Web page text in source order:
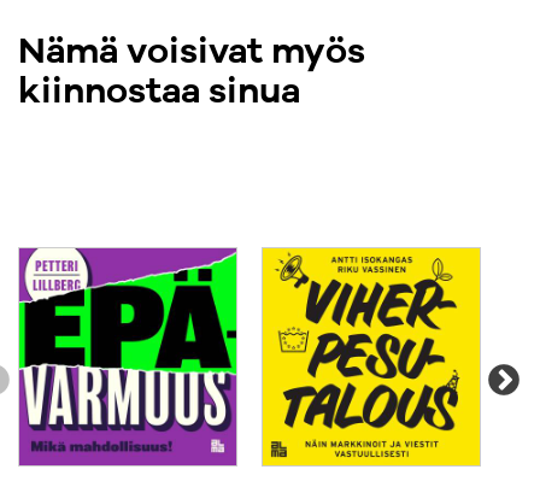
Nämä voisivat myös
kiinnostaa sinua